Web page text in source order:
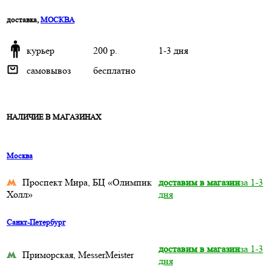
доставка, МОСКВА
курьер 200 р.
1-3 дня
самовывоз
бесплатно
НАЛИЧИЕ В МАГАЗИНАХ
Москва
Проспект Мира, БЦ «Олимпик
Холл»
доставим в магазинза 1-3
дня
Санкт-Петербург
Приморская, MesserMeister
доставим в магазинза 1-3
дня